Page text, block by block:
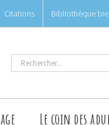
Citations Bibliothèque
Rechercher
Le coin des